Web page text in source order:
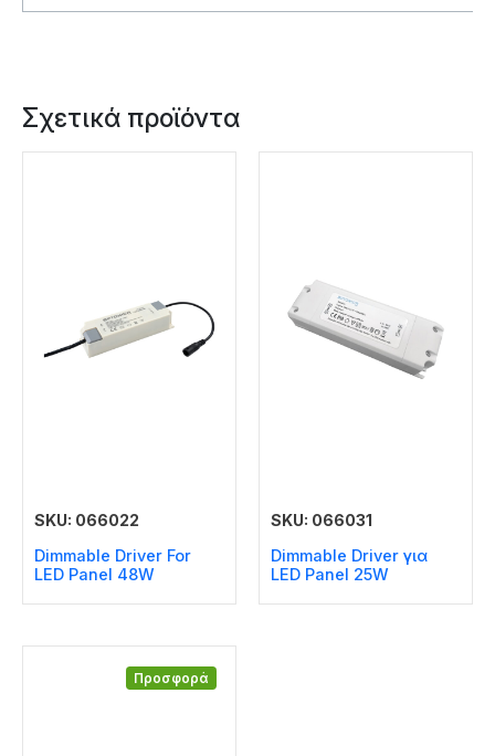
Σχετικά προϊόντα
SKU: 066022
Dimmable Driver For
LED Panel 48W
SKU: 066031
Dimmable Driver για
LED Panel 25W
Προσφορά